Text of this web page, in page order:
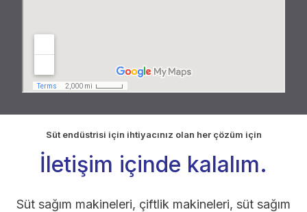
Süt endüstrisi için ihtiyacınız olan her çözüm için
İletişim içinde kalalım.
Süt sağım makineleri, çiftlik makineleri, süt sağım